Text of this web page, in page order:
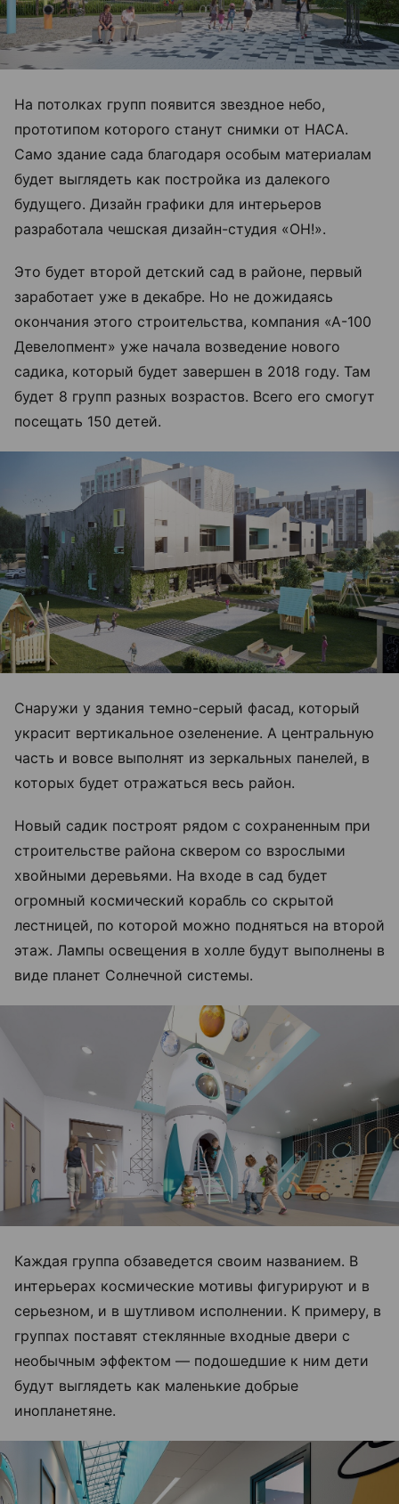
На потолках групп появится звездное небо,
прототипом которого станут снимки от НАСА.
Само здание сада благодаря особым материалам
будет выглядеть как постройка из далекого
будущего. Дизайн графики для интерьеров
разработала чешская дизайн-студия «OH!».
Это будет второй детский сад в районе, первый
заработает уже в декабре. Но не дожидаясь
окончания этого строительства, компания «А-100
Девелопмент» уже начала возведение нового
садика, который будет завершен в 2018 году. Там
будет 8 групп разных возрастов. Всего его смогут
посещать 150 детей.
Снаружи у здания темно-серый фасад, который
украсит вертикальное озеленение. А центральную
часть и вовсе выполнят из зеркальных панелей, в
которых будет отражаться весь район.
Новый садик построят рядом с сохраненным при
строительстве района сквером со взрослыми
хвойными деревьями. На входе в сад будет
огромный космический корабль со скрытой
лестницей, по которой можно подняться на второй
этаж. Лампы освещения в холле будут выполнены в
виде планет Солнечной системы.
Каждая группа обзаведется своим названием. В
интерьерах космические мотивы фигурируют и в
серьезном, и в шутливом исполнении. К примеру, в
группах поставят стеклянные входные двери с
необычным эффектом — подошедшие к ним дети
будут выглядеть как маленькие добрые
инопланетяне.